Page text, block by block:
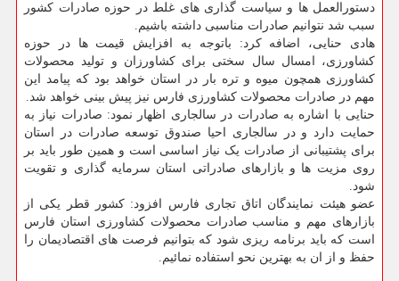
دستورالعمل ها و سیاست گذاری های غلط در حوزه صادرات کشور
سبب شد نتوانیم صادرات مناسبی داشته باشیم.
هادی حنایی، اضافه کرد: باتوجه به افزایش قیمت ها در حوزه
کشاورزی، امسال سال سختی برای کشاورزان و تولید محصولات
کشاورزی همچون میوه و تره بار در استان خواهد بود که پیامد این
مهم در صادرات محصولات کشاورزی فارس نیز پیش بینی خواهد شد.
حنایی با اشاره به صادرات در سالجاری اظهار نمود: صادرات نیاز به
حمایت دارد و در سالجاری احیا صندوق توسعه صادرات در استان
برای پشتیبانی از صادرات یک نیاز اساسی است و همین طور باید بر
روی مزیت ها و بازارهای صادراتی استان سرمایه گذاری و تقویت
شود.
عضو هیئت نمایندگان اتاق تجاری فارس افزود: کشور قطر یکی از
بازارهای مهم و مناسب صادرات محصولات کشاورزی استان فارس
است که باید برنامه ریزی شود که بتوانیم فرصت های اقتصادیمان را
حفظ و از ان به بهترین نحو استفاده نمائیم.